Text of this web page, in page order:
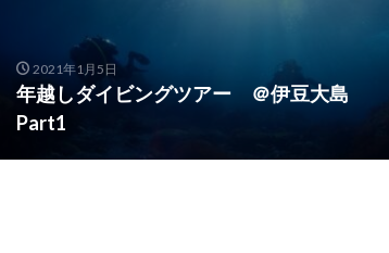
2021年1月5日
年越しダイビングツアー ＠伊豆大島
Part1